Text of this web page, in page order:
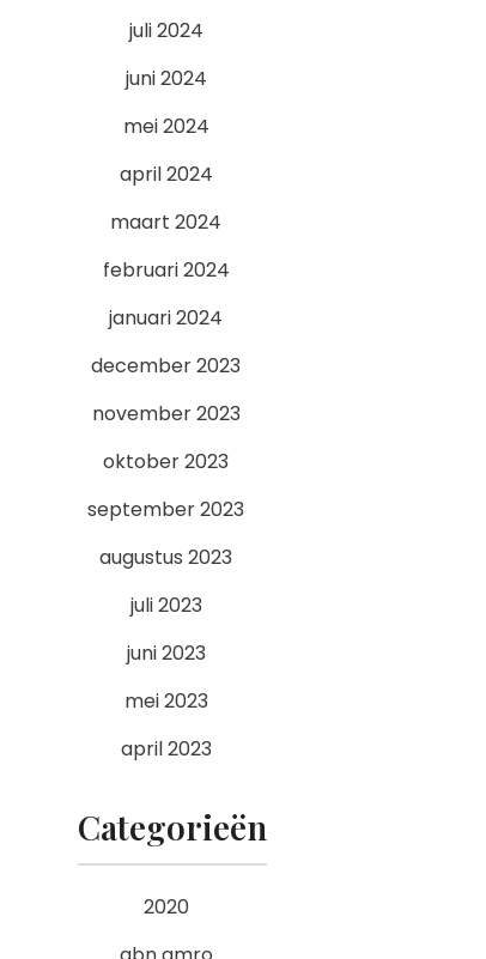
juli 2024
juni 2024
mei 2024
april 2024
maart 2024
februari 2024
januari 2024
december 2023
november 2023
oktober 2023
september 2023
augustus 2023
juli 2023
juni 2023
mei 2023
april 2023
Categorieën
2020